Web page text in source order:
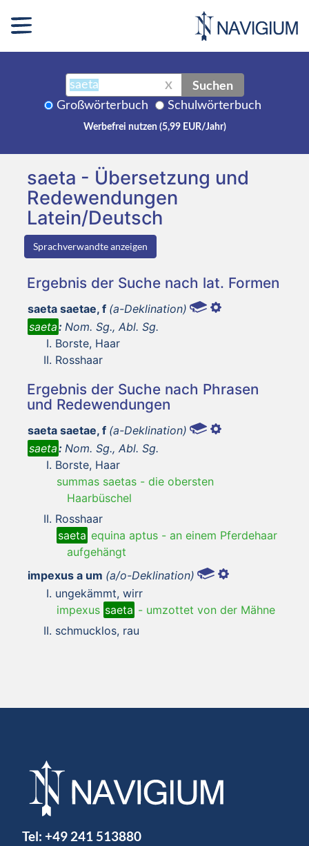
X Suchen
Großwörterbuch Schulwörterbuch
Werbefrei nutzen (5,99 EUR/Jahr)
saeta - Übersetzung und
Redewendungen
Latein/Deutsch
Sprachverwandte anzeigen
Ergebnis der Suche nach lat. Formen
saeta saetae, f (a-Deklination)
saeta: Nom. Sg., Abl. Sg.
Borste, Haar
Rosshaar
Ergebnis der Suche nach Phrasen
und Redewendungen
saeta saetae, f (a-Deklination)
saeta: Nom. Sg., Abl. Sg.
Borste, Haar
summas saetas - die obersten
Haarbüschel
Rosshaar
saeta equina aptus - an einem Pferdehaar
aufgehängt
impexus a um (a/o-Deklination)
ungekämmt, wirr
impexus saeta - umzottet von der Mähne
schmucklos, rau
Tel: +49 241 513880